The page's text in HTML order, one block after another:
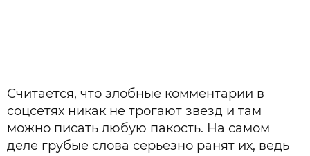
Считается, что злобные комментарии в
соцсетях никак не трогают звезд и там
можно писать любую пакость. На самом
деле грубые слова серьезно ранят их, ведь